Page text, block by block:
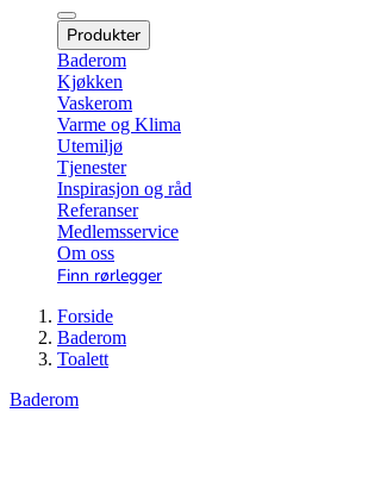
Produkter
Baderom
Kjøkken
Vaskerom
Varme og Klima
Utemiljø
Tjenester
Inspirasjon og råd
Referanser
Medlemsservice
Om oss
Finn rørlegger
Forside
Baderom
Toalett
Baderom